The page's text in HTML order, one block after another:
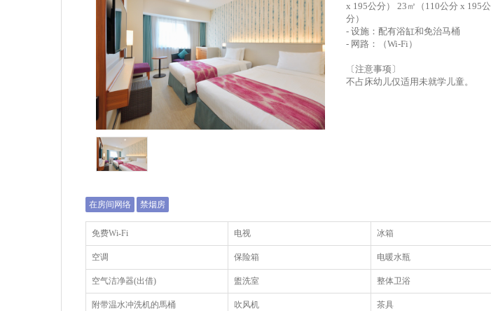
x 195公分） 23㎡（110公分 x 195公
分）
- 设施：配有浴缸和免治马桶
- 网路：（Wi-Fi）
〔注意事项〕
不占床幼儿仅适用未就学儿童。
在房间网络 禁烟房
免费Wi-Fi 电视 冰箱
空调 保险箱 电暖水瓶
空气洁净器(出借) 盥洗室 整体卫浴
附带温水冲洗机的馬桶 吹风机 茶具